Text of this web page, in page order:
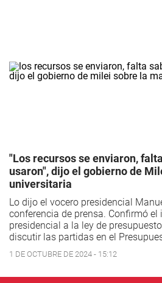
"Los recursos se enviaron,
usaron", dijo el gobierno de
universitaria
Lo dijo el vocero presidencial
conferencia de prensa. Confirmó el
presidencial a la ley de
discutir las partidas en el
1 DE OCTUBRE DE 2024 - 15:12